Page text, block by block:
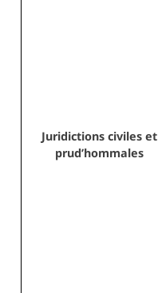
Juridictions civiles et
prud’hommales